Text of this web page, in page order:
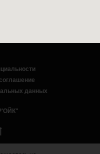
данных